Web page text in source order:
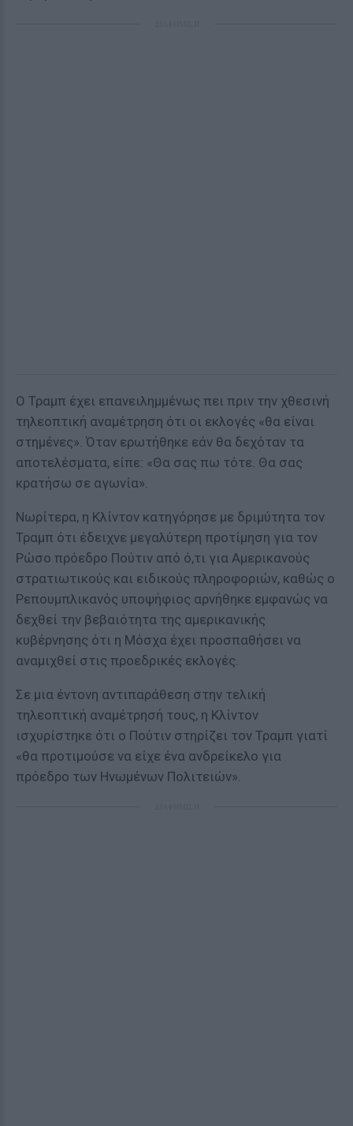
Ο Τραμπ έχει επανειλημμένως πει πριν την χθεσινή
τηλεοπτική αναμέτρηση ότι οι εκλογές «θα είναι
στημένες». Όταν ερωτήθηκε εάν θα δεχόταν τα
αποτελέσματα, είπε: «Θα σας πω τότε. Θα σας
κρατήσω σε αγωνία».
Νωρίτερα, η Κλίντον κατηγόρησε με δριμύτητα τον
Τραμπ ότι έδειχνε μεγαλύτερη προτίμηση για τον
Ρώσο πρόεδρο Πούτιν από ό,τι για Αμερικανούς
στρατιωτικούς και ειδικούς πληροφοριών, καθώς ο
Ρεπουμπλικανός υποψήφιος αρνήθηκε εμφανώς να
δεχθεί την βεβαιότητα της αμερικανικής
κυβέρνησης ότι η Μόσχα έχει προσπαθήσει να
αναμιχθεί στις προεδρικές εκλογές.
Σε μια έντονη αντιπαράθεση στην τελική
τηλεοπτική αναμέτρησή τους, η Κλίντον
ισχυρίστηκε ότι ο Πούτιν στηρίζει τον Τραμπ γιατί
«θα προτιμούσε να είχε ένα ανδρείκελο για
πρόεδρο των Ηνωμένων Πολιτειών».